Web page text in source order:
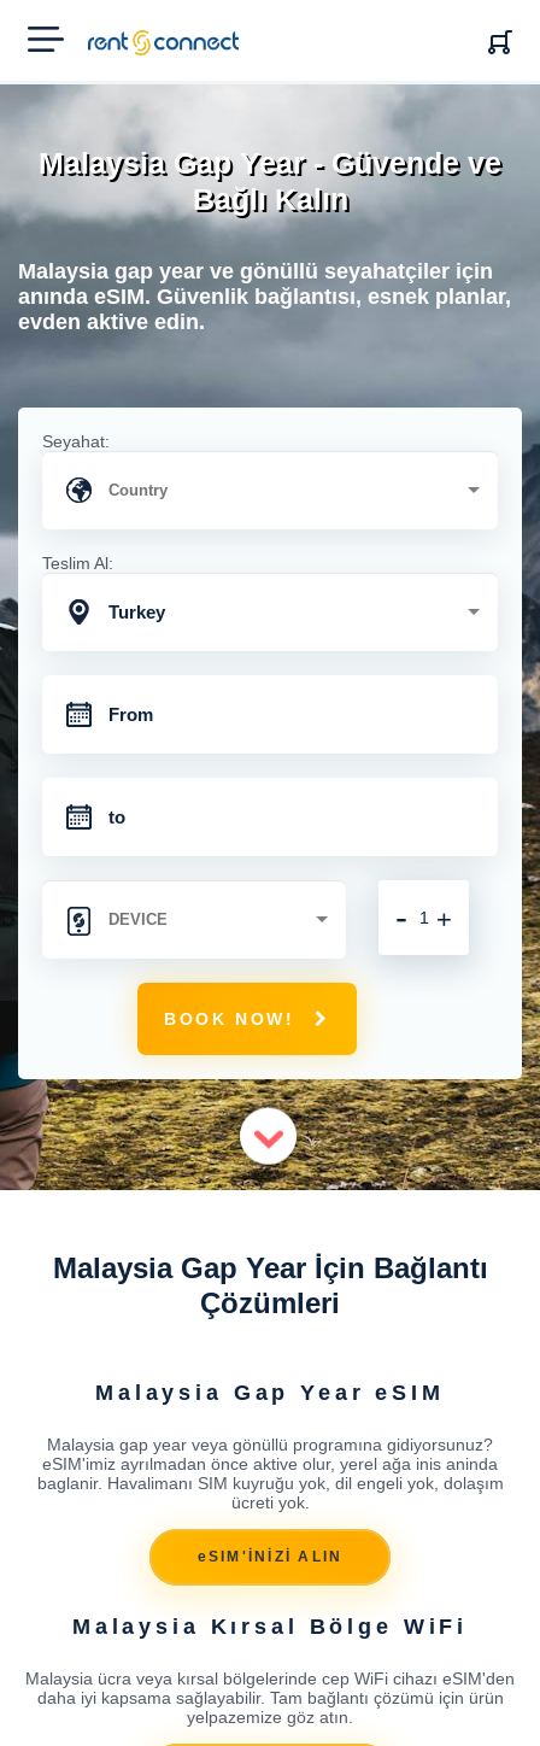
RENT'N
CONNECT
Malaysia Gap Year - Güvende ve
Bağlı Kalın
Malaysia gap year ve gönüllü seyahatçiler için
anında eSIM. Güvenlik bağlantısı, esnek planlar,
evden aktive edin.
Seyahat:
Teslim Al:
Turkey
+
-
BOOK NOW!
Malaysia Gap Year İçin Bağlantı
Çözümleri
Malaysia Gap Year eSIM
Malaysia gap year veya gönüllü programına gidiyorsunuz?
eSIM'imiz ayrılmadan önce aktive olur, yerel ağa inis aninda
baglanir. Havalimanı SIM kuyruğu yok, dil engeli yok, dolaşım
ücreti yok.
eSIM'İNİZİ ALIN
Malaysia Kırsal Bölge WiFi
Malaysia ücra veya kırsal bölgelerinde cep WiFi cihazı eSIM'den
daha iyi kapsama sağlayabilir. Tam bağlantı çözümü için ürün
yelpazemize göz atın.